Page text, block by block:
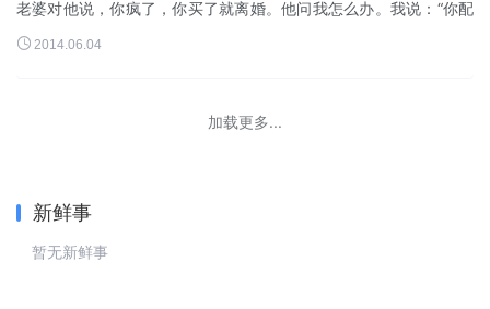
不上那台电脑，连自己喜欢的东西都没勇气去争取你将来在社会上
还能混...